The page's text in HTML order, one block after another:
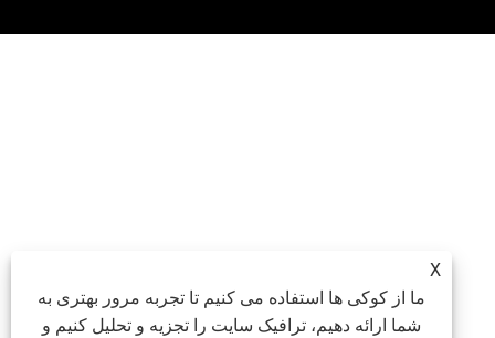
X
ما از کوکی ها استفاده می کنیم تا تجربه مرور بهتری به
شما ارائه دهیم، ترافیک سایت را تجزیه و تحلیل کنیم و